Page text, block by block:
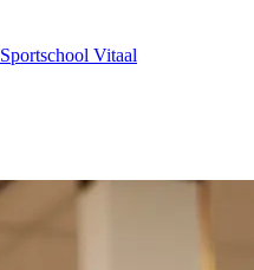
Sportschool Vitaal